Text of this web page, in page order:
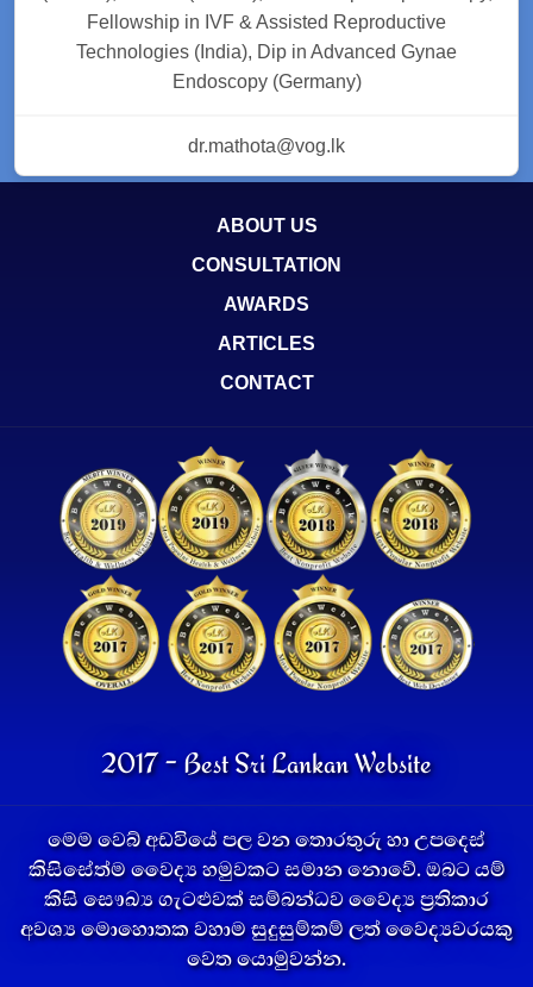
Fellowship in IVF & Assisted Reproductive
Technologies (India), Dip in Advanced Gynae
Endoscopy (Germany)
dr.mathota@vog.lk
ABOUT US
CONSULTATION
AWARDS
ARTICLES
CONTACT
2017 - Best Sri Lankan Website
මෙම වෙබ් අඩවියේ පල වන තොරතුරු හා උපදෙස්
කිසිසේත්ම වෛද්‍ය හමුවකට සමාන නොවේ. ඔබට යම්
කිසි සෞඛ්‍ය ගැටළුවක් සම්බන්ධව වෛද්‍ය ප්‍රතිකාර
අවශ්‍ය මොහොතක වහාම සුදුසුම්කම් ලත් වෛද්‍යවරයකු
වෙත යොමුවන්න.